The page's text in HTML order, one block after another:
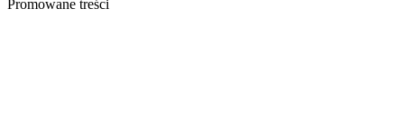
Promowane treści